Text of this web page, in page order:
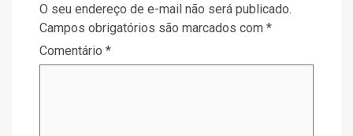
O seu endereço de e-mail não será publicado.
Campos obrigatórios são marcados com *
Comentário *